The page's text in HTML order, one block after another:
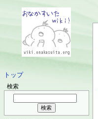
トップ
検索